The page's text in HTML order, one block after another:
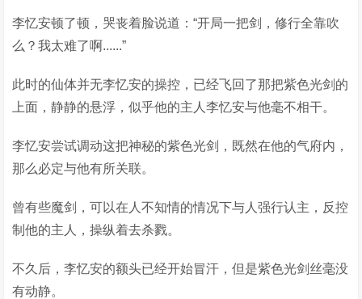
李忆安顿了顿，哭丧着脸说道：“开局一把剑，修行全靠吹
么？我太难了啊......”
此时的仙体并无李忆安的操控，已经飞回了那把紫色光剑的
上面，静静的悬浮，似乎他的主人李忆安与他毫不相干。
李忆安尝试调动这把神秘的紫色光剑，既然在他的气府内，
那么必定与他有所关联。
曾有些魔剑，可以在人不知情的情况下与人强行认主，反控
制他的主人，操纵着去杀戮。
不久后，李忆安的额头已经开始冒汗，但是紫色光剑丝毫没
有动静。